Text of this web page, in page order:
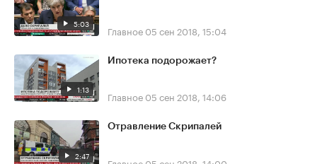
5:03 Главное 05 сен 2018, 15:04
1:13
Ипотека подорожает?
Главное 05 сен 2018, 14:06
2:47
Отравление Скрипалей